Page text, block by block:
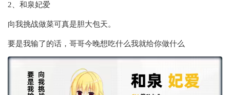
2、和泉妃爱
向我挑战做菜可真是胆大包天。
要是我输了的话，哥哥今晚想吃什么我就给你做什么